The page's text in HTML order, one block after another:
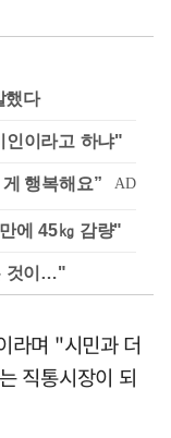
했다
이라고 하냐"
에 45㎏ 감량"
것이…"
라며 "시민과 더
직통시장이 되